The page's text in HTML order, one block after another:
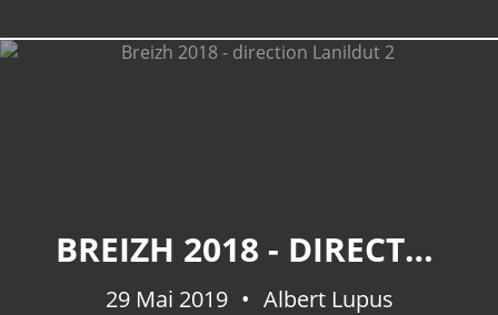
BREIZH 2018 - DIRECTION LANILDUT 2
29 Mai 2019 Albert Lupus